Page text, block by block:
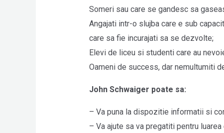
Someri sau care se gandesc sa
Angajati intr-o slujba care e sub
care sa fie incurajati sa se dezvolte;
Elevi de liceu si studenti care au
Oameni de success, dar nemultumiti
John Schwaiger poate sa:
– Va puna la dispozitie informatii si
– Va ajute sa va pregatiti pentru